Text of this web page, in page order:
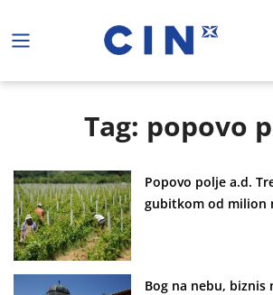
Tag: popovo
Popovo polje a.d.
gubitkom od milion
Bog na nebu, biznis